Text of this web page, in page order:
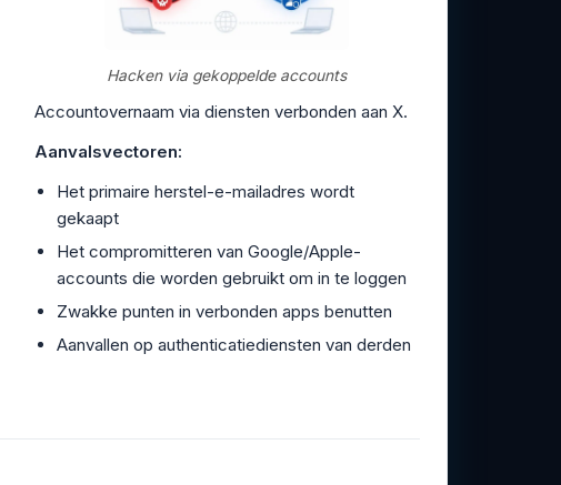
Hacken via gekoppelde accounts
Accountovernaam via diensten verbonden aan X.
Aanvalsvectoren:
Het primaire herstel-e-mailadres wordt
gekaapt
Het compromitteren van Google/Apple-
accounts die worden gebruikt om in te loggen
Zwakke punten in verbonden apps benutten
Aanvallen op authenticatiediensten van derden